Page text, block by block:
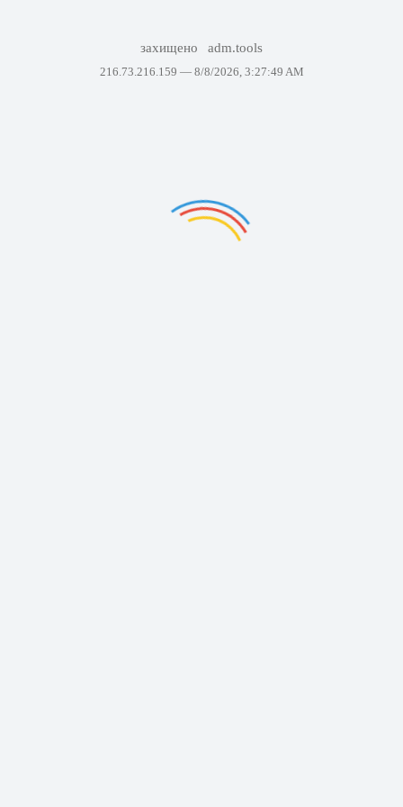
захищено adm.tools
216.73.216.159 — 8/8/2026, 3:27:49 AM